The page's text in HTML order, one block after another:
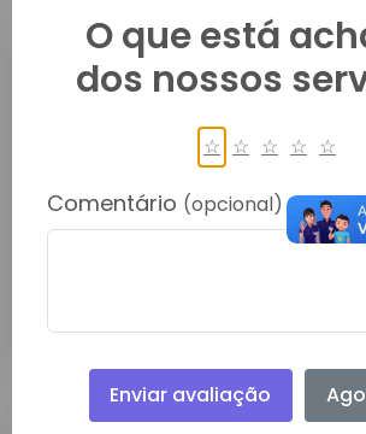
1º TERMO ADITIVO
Fev/2026
O que está
dos nossos
☆ ☆ ☆ ☆ ☆
Comentário (opcional)
Enviar avaliação